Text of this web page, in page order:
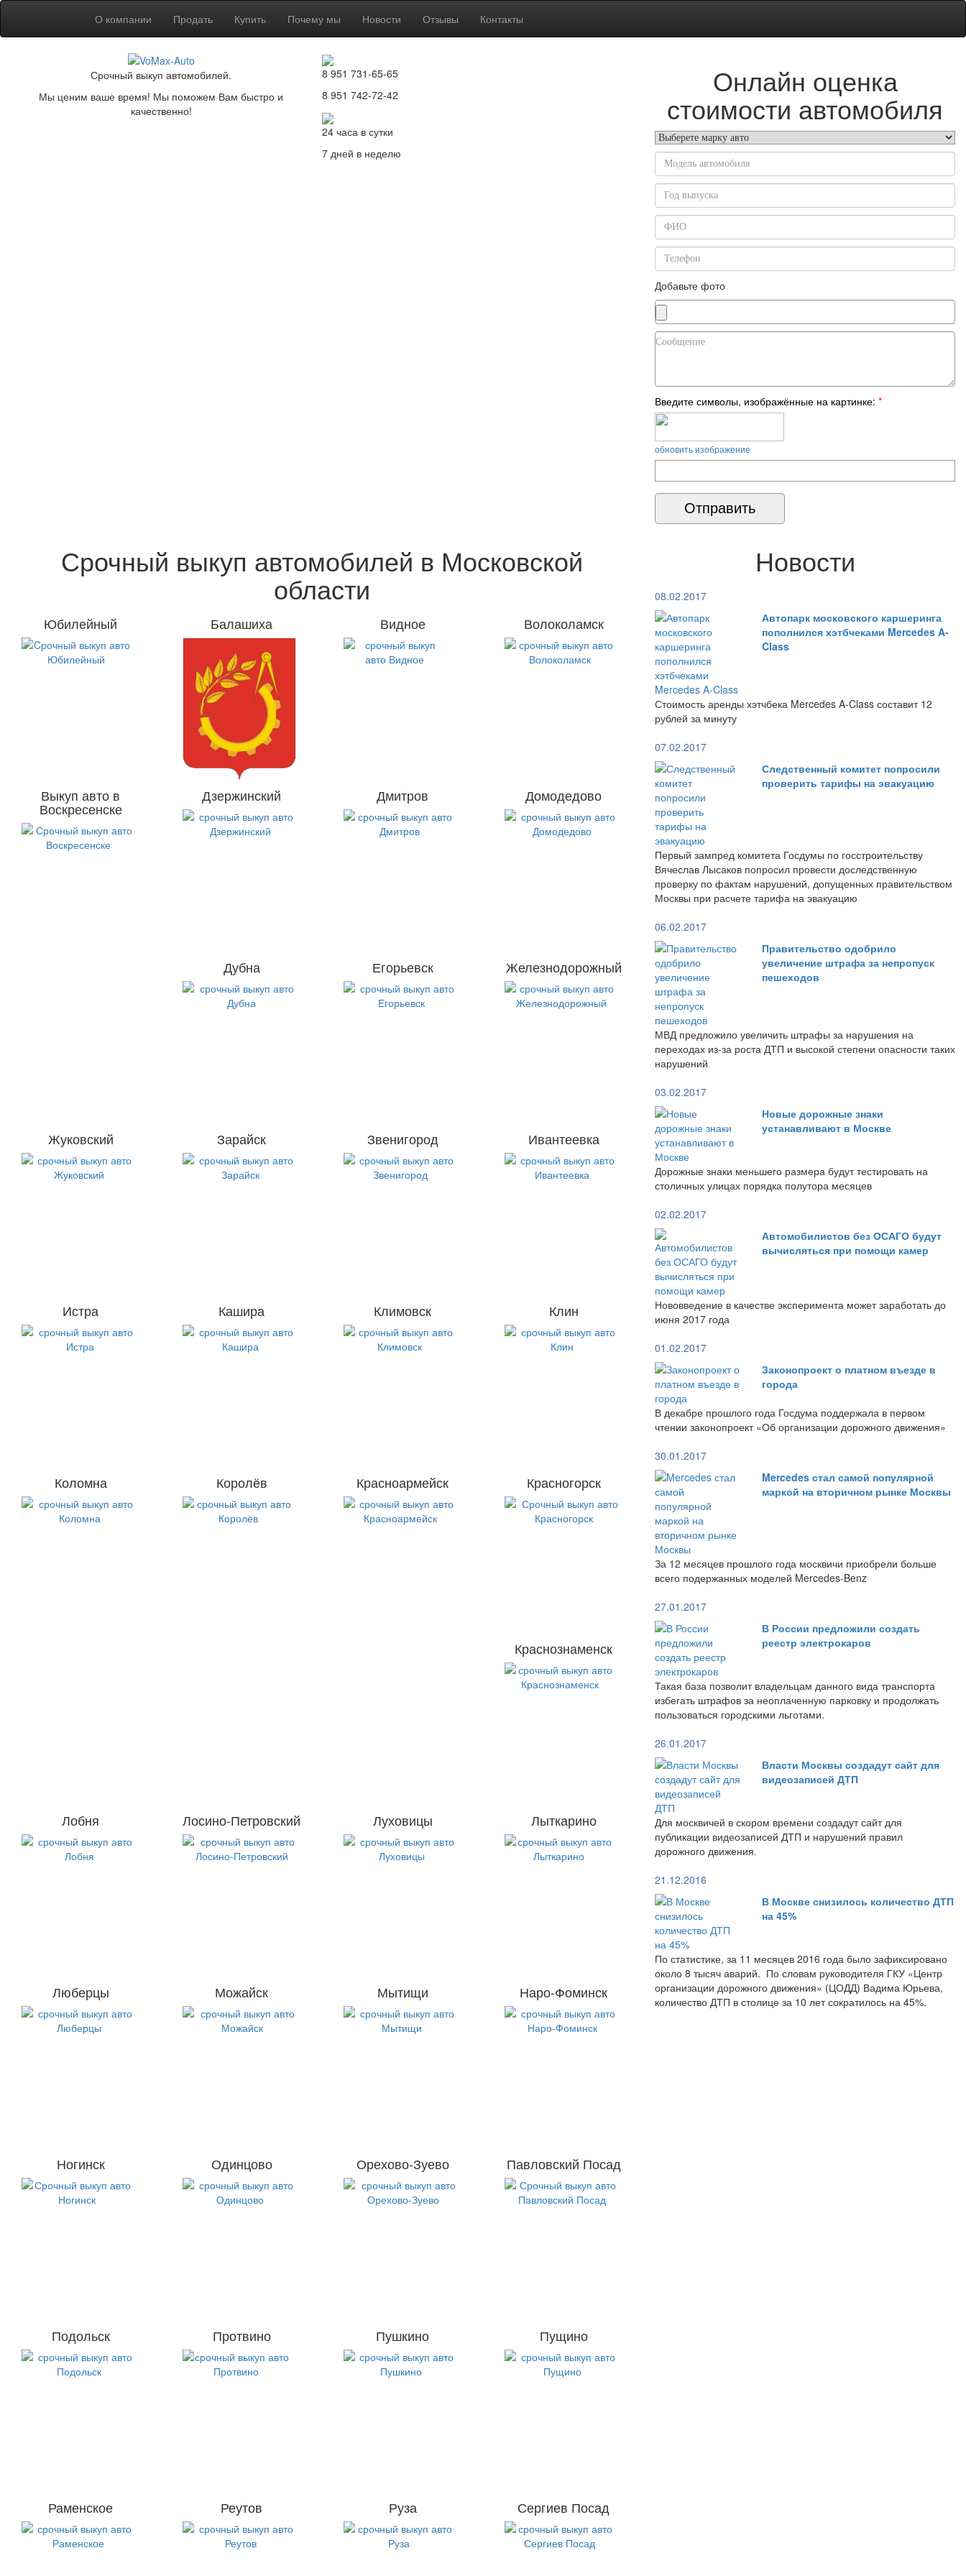
О компании Продать Купить Почему мы Новости Отзывы Контакты
Срочный выкуп автомобилей.
Мы ценим ваше время! Мы поможем Вам быстро и
качественно!
8 951 731-65-65
8 951 742-72-42
24 часа в сутки
7 дней в неделю
Онлайн оценка
стоимости автомобиля
Добавьте фото
Введите символы, изображённые на картинке: *
обновить изображение
Срочный выкуп автомобилей в Московской
области
Юбилейный Балашиха Видное Волоколамск
Выкуп авто в
Воскресенске
Дзержинский Дмитров Домодедово
Дубна Егорьевск Железнодорожный
Жуковский Зарайск Звенигород Ивантеевка
Истра Кашира Климовск Клин
Коломна Королёв Красноармейск Красногорск
Краснознаменск
Лобня Лосино-Петровский Луховицы Лыткарино
Люберцы Можайск Мытищи Наро-Фоминск
Ногинск Одинцово Орехово-Зуево Павловский Посад
Подольск Протвино Пушкино Пущино
Раменское Реутов Руза Сергиев Посад
Новости
08.02.2017
Автопарк московского каршеринга
пополнился хэтбчеками Mercedes A-
Class
Стоимость аренды хэтчбека Mercedes A-Class составит 12
рублей за минуту
07.02.2017
Следственный комитет попросили
проверить тарифы на эвакуацию
Первый зампред комитета Госдумы по госстроительству
Вячеслав Лысаков попросил провести доследственную
проверку по фактам нарушений, допущенных правительством
Москвы при расчете тарифа на эвакуацию
06.02.2017
Правительство одобрило
увеличение штрафа за непропуск
пешеходов
МВД предложило увеличить штрафы за нарушения на
переходах из-за роста ДТП и высокой степени опасности таких
нарушений
03.02.2017
Новые дорожные знаки
устанавливают в Москве
Дорожные знаки меньшего размера будут тестировать на
столичных улицах порядка полутора месяцев
02.02.2017
Автомобилистов без ОСАГО будут
вычисляться при помощи камер
Нововведение в качестве эксперимента может заработать до
июня 2017 года
01.02.2017
Законопроект о платном въезде в
города
В декабре прошлого года Госдума поддержала в первом
чтении законопроект «Об организации дорожного движения»
30.01.2017
Mercedes стал самой популярной
маркой на вторичном рынке Москвы
За 12 месяцев прошлого года москвичи приобрели больше
всего подержанных моделей Mercedes-Benz
27.01.2017
В России предложили создать
реестр электрокаров
Такая база позволит владельцам данного вида транспорта
избегать штрафов за неоплаченную парковку и продолжать
пользоваться городскими льготами.
26.01.2017
Власти Москвы создадут сайт для
видеозаписей ДТП
Для москвичей в скором времени создадут сайт для
публикации видеозаписей ДТП и нарушений правил
дорожного движения.
21.12.2016
В Москве снизилось количество ДТП
на 45%
По статистике, за 11 месяцев 2016 года было зафиксировано
около 8 тысяч аварий. По словам руководителя ГКУ «Центр
организации дорожного движения» (ЦОДД) Вадима Юрьева,
количество ДТП в столице за 10 лет сократилось на 45%.